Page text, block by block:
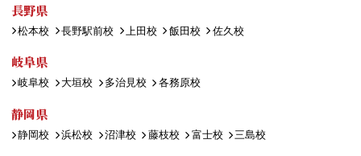
長野県
松本校 長野駅前校 上田校 飯田校 佐久校
岐阜県
岐阜校 大垣校 多治見校 各務原校
静岡県
静岡校 浜松校 沼津校 藤枝校 富士校 三島校